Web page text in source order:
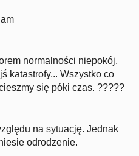
normalności niepokój,
katastrofy... Wszystko co
się póki czas. ?????
na sytuację. Jednak
odrodzenie.